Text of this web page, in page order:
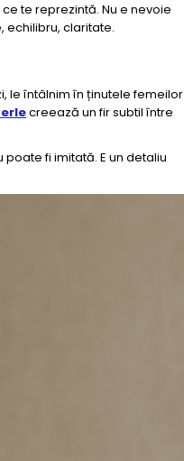
te reprezintă. Nu e nevoie
claritate.
le întâlnim în ținutele femeilor
creează un fir subtil între
fi imitată. E un detaliu